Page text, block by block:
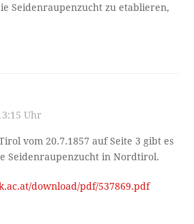
Seidenraupenzucht zu etablieren,
Uhr
vom 20.7.1857 auf Seite 3 gibt es
Seidenraupenzucht in Nordtirol.
download/pdf/537869.pdf